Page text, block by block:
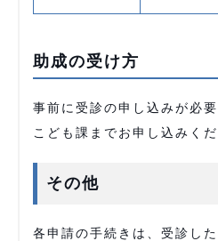
助成の受け方
事前に受診の申し込みが必
こども課までお申し込みくだ
その他
各申請の手続きは、受診し